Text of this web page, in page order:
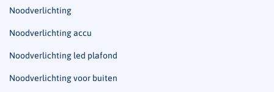
Noodverlichting
Noodverlichting accu
Noodverlichting led plafond
Noodverlichting voor buiten